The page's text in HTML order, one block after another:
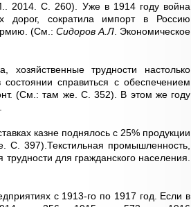
2014. С. 260). Уже в 1914 году война
дорог, сократила импорт в Россию
(См.: Сидоров А.Л. Экономическое
трудности настолько
справиться с обеспечением
(См.: там же. С. 352). В этом же году
казне поднялось с 25% продукции
397).Текстильная промышленность,
для гражданского населения.
с 1913-го по 1917 год. Если в